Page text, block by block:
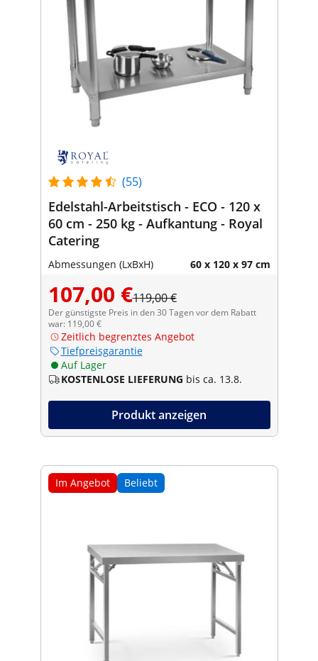
(55)
Edelstahl-Arbeitstisch - ECO - 120 x
60 cm - 250 kg - Aufkantung - Royal
Catering
Abmessungen (LxBxH) 60 x 120 x 97 cm
107,00 €119,00 €
Der günstigste Preis in den 30 Tagen vor dem Rabatt
war: 119,00 €
Zeitlich begrenztes Angebot
Tiefpreisgarantie
Auf Lager
KOSTENLOSE LIEFERUNG bis ca. 13.8.
Produkt anzeigen
Im Angebot Beliebt